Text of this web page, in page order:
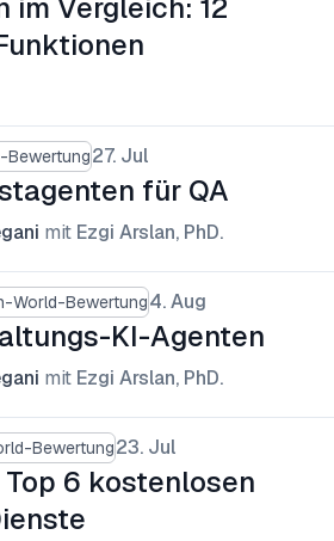
im Vergleich: 12
Bewertung27. Jul
für QA
mit Ezgi Arslan, PhD.
World-Bewertung4. Aug
KI-Agenten
mit Ezgi Arslan, PhD.
Bewertung23. Jul
6 kostenlosen